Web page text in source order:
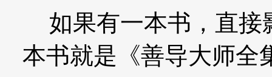
如果有一本书，直接
本书就是《善导大师全